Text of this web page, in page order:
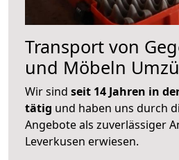
Transport von
und Möbeln
Wir sind seit 14 Jahren in
tätig und haben uns durch
Angebote als zuverlässiger
Leverkusen erwiesen.